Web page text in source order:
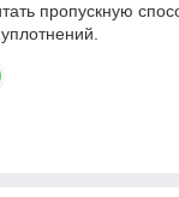
пропускную